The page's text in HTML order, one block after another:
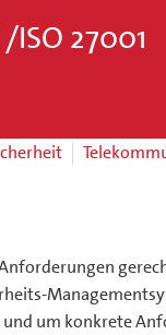
ISO 27001
um konkrete